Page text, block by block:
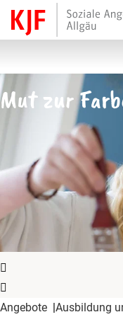
Mut zur
Angebote Ausbildung